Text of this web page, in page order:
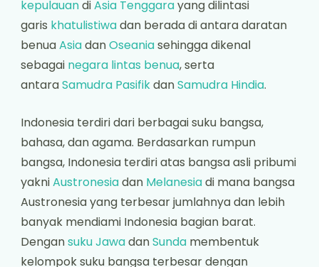
kepulauandiAsia Tenggarayang dilintasi
garis khatulistiwadan berada di antara daratan
benuaAsiadanOseaniasehingga dikenal
sebagai negara lintas benua, serta
antaraSamudra PasifikdanSamudra Hindia.
Indonesia terdiri dari berbagai suku bangsa,
bahasa, dan agama. Berdasarkan rumpun
bangsa, Indonesia terdiri atas bangsa asli pribumi
yakniAustronesiadan Melanesiadi mana bangsa
Austronesia yang terbesar jumlahnya dan lebih
banyak mendiami Indonesia bagian barat.
Dengansuku JawadanSunda membentuk
kelompok suku bangsa terbesar dengan